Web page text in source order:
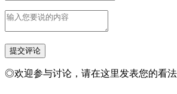
◎欢迎参与讨论，请在这里发表您的看法